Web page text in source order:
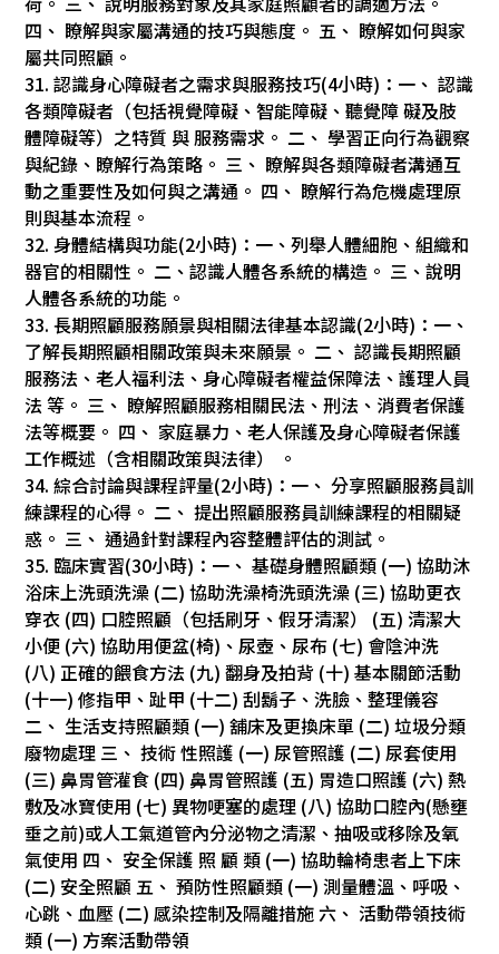
四、 瞭解與家屬溝通的技巧與態度。 五、 瞭解如何與家
屬共同照顧。
31. 認識身心障礙者之需求與服務技巧(4小時)：一、 認識
各類障礙者（包括視覺障礙、智能障礙、聽覺障 礙及肢
體障礙等）之特質 與 服務需求。 二、 學習正向行為觀察
與紀錄、瞭解行為策略。 三、 瞭解與各類障礙者溝通互
動之重要性及如何與之溝通。 四、 瞭解行為危機處理原
則與基本流程。
32. 身體結構與功能(2小時)：一、列舉人體細胞、組織和
器官的相關性。 二、認識人體各系統的構造。 三、說明
人體各系統的功能。
33. 長期照顧服務願景與相關法律基本認識(2小時)：一、
了解長期照顧相關政策與未來願景。 二、 認識長期照顧
服務法、老人福利法、身心障礙者權益保障法、護理人員
法 等。 三、 瞭解照顧服務相關民法、刑法、消費者保護
法等概要。 四、 家庭暴力、老人保護及身心障礙者保護
工作概述（含相關政策與法律） 。
34. 綜合討論與課程評量(2小時)：一、 分享照顧服務員訓
練課程的心得。 二、 提出照顧服務員訓練課程的相關疑
惑。 三、 通過針對課程內容整體評估的測試。
35. 臨床實習(30小時)：一、 基礎身體照顧類 (一) 協助沐
浴床上洗頭洗澡 (二) 協助洗澡椅洗頭洗澡 (三) 協助更衣
穿衣 (四) 口腔照顧（包括刷牙、假牙清潔） (五) 清潔大
小便 (六) 協助用便盆(椅)、尿壺、尿布 (七) 會陰沖洗
(八) 正確的餵食方法 (九) 翻身及拍背 (十) 基本關節活動
(十一) 修指甲、趾甲 (十二) 刮鬍子、洗臉、整理儀容
二、 生活支持照顧類 (一) 舖床及更換床單 (二) 垃圾分類
廢物處理 三、 技術 性照護 (一) 尿管照護 (二) 尿套使用
(三) 鼻胃管灌食 (四) 鼻胃管照護 (五) 胃造口照護 (六) 熱
敷及冰寶使用 (七) 異物哽塞的處理 (八) 協助口腔內(懸壅
垂之前)或人工氣道管內分泌物之清潔、抽吸或移除及氧
氣使用 四、 安全保護 照 顧 類 (一) 協助輪椅患者上下床
(二) 安全照顧 五、 預防性照顧類 (一) 測量體溫、呼吸、
心跳、血壓 (二) 感染控制及隔離措施 六、 活動帶領技術
類 (一) 方案活動帶領